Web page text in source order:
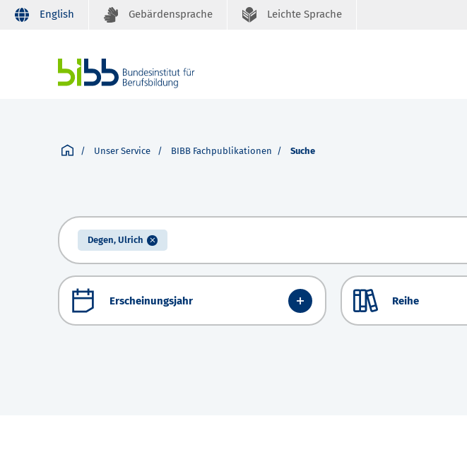
English Gebärdensprache Leichte Sprache
Unser Service BIBB Fachpublikationen Suche
Degen, Ulrich
Erscheinungsjahr Reihe